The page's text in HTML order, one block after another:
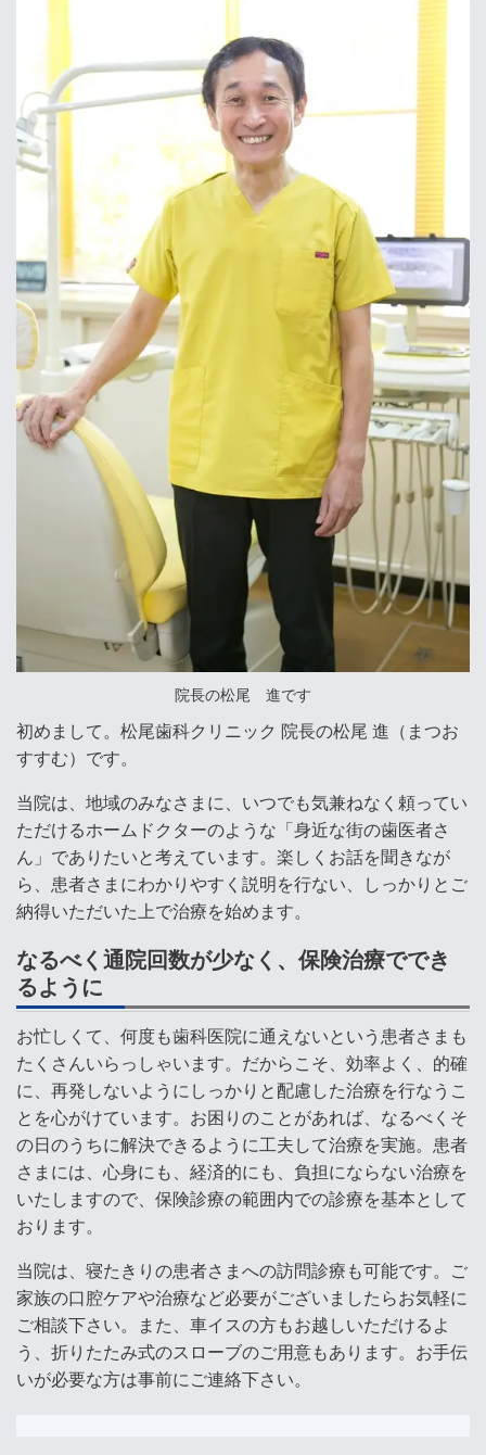
院長の松尾 進です
初めまして。松尾歯科クリニック 院長の松尾 進（まつお
すすむ）です。
当院は、地域のみなさまに、いつでも気兼ねなく頼ってい
ただけるホームドクターのような「身近な街の歯医者さ
ん」でありたいと考えています。楽しくお話を聞きなが
ら、患者さまにわかりやすく説明を行ない、しっかりとご
納得いただいた上で治療を始めます。
なるべく通院回数が少なく、保険治療ででき
るように
お忙しくて、何度も歯科医院に通えないという患者さまも
たくさんいらっしゃいます。だからこそ、効率よく、的確
に、再発しないようにしっかりと配慮した治療を行なうこ
とを心がけています。お困りのことがあれば、なるべくそ
の日のうちに解決できるように工夫して治療を実施。患者
さまには、心身にも、経済的にも、負担にならない治療を
いたしますので、保険診療の範囲内での診療を基本として
おります。
当院は、寝たきりの患者さまへの訪問診療も可能です。ご
家族の口腔ケアや治療など必要がございましたらお気軽に
ご相談下さい。また、 車イスの方もお越しいただけるよ
う、 折りたたみ式のスローブのご用意もあります。お手伝
いが必要な方は事前にご連絡下さい。